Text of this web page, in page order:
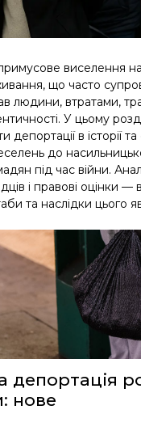
виселення
що часто
людини, втратами,
У цьому
в історії та
до
під час війни.
і правові оцінки
та наслідки цього
депортація
нове